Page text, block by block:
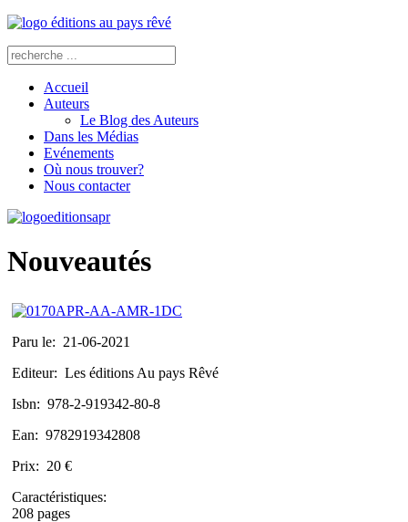
Accueil
Auteurs
Le Blog des Auteurs
Dans les Médias
Evénements
Où nous trouver?
Nous contacter
Nouveautés
Paru le: 21-06-2021
Editeur: Les éditions Au pays Rêvé
Isbn: 978-2-919342-80-8
Ean: 9782919342808
Prix: 20 €
Caractéristiques:
208 pages